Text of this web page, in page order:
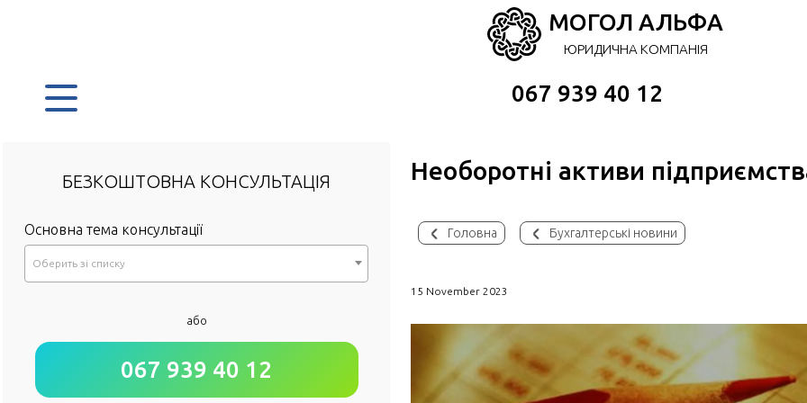
МОГОЛ АЛЬФА
ЮРИДИЧНА КОМПАНІЯ
067 939 40 12
Необоротні активи
Головна Бухгалтерські новини
15 November 2023
БЕЗКОШТОВНА КОНСУЛЬТАЦІЯ
Основна тема консультації
Оберить зi списку
або
067 939 40 12